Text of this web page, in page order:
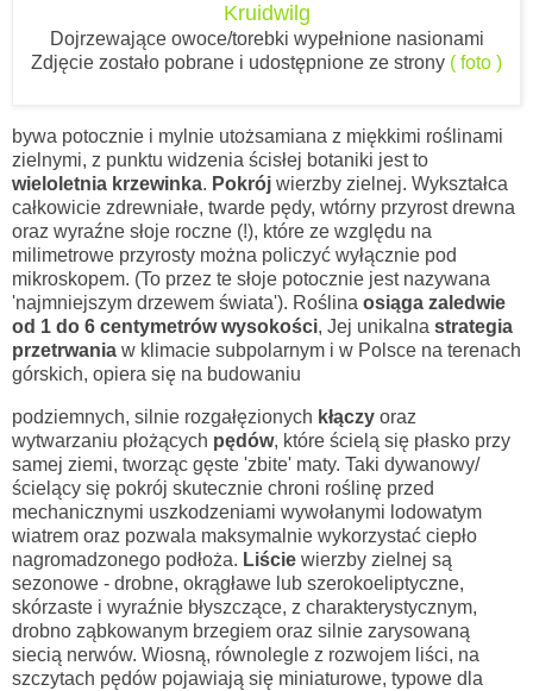
Kruidwilg
Dojrzewające owoce/torebki wypełnione nasionami
Zdjęcie zostało pobrane i udostępnione ze strony ( foto )
bywa potocznie i mylnie utożsamiana z miękkimi roślinami
zielnymi, z punktu widzenia ścisłej botaniki jest to
wieloletnia krzewinka. Pokrój wierzby zielnej. Wykształca
całkowicie zdrewniałe, twarde pędy, wtórny przyrost drewna
oraz wyraźne słoje roczne (!), które ze względu na
milimetrowe przyrosty można policzyć wyłącznie pod
mikroskopem. (To przez te słoje potocznie jest nazywana
'najmniejszym drzewem świata'). Roślina osiąga zaledwie
od 1 do 6 centymetrów wysokości, Jej unikalna strategia
przetrwania w klimacie subpolarnym i w Polsce na terenach
górskich, opiera się na budowaniu
podziemnych, silnie rozgałęzionych kłączy oraz
wytwarzaniu płożących pędów, które ścielą się płasko przy
samej ziemi, tworząc gęste 'zbite' maty. Taki dywanowy/
ścielący się pokrój skutecznie chroni roślinę przed
mechanicznymi uszkodzeniami wywołanymi lodowatym
wiatrem oraz pozwala maksymalnie wykorzystać ciepło
nagromadzonego podłoża. Liście wierzby zielnej są
sezonowe - drobne, okrągławe lub szerokoeliptyczne,
skórzaste i wyraźnie błyszczące, z charakterystycznym,
drobno ząbkowanym brzegiem oraz silnie zarysowaną
siecią nerwów. Wiosną, równolegle z rozwojem liści, na
szczytach pędów pojawiają się miniaturowe, typowe dla